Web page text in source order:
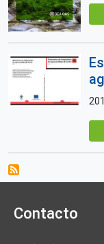
Contacto